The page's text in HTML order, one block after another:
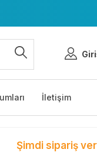
İletişim
Şimdi sipariş